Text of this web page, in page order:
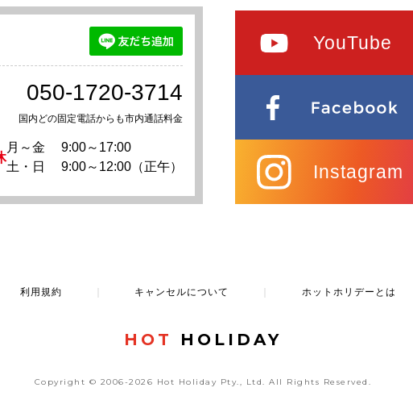
050-1720-3714
国内どの固定電話からも市内通話料金
月～金
9:00～17:00
土・日
9:00～12:00（正午）
YouTube
Instagram
利用規約 キャンセルについて ホットホリデーとは
HOT HOLIDAY
Copyright © 2006-2026 Hot Holiday Pty., Ltd.All Rights Reserved.